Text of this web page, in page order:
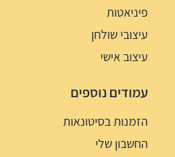
פיניאטות
עיצובי שולחן
עיצוב אישי
עמודים נוספים
הזמנות בסיטונאות
החשבון שלי